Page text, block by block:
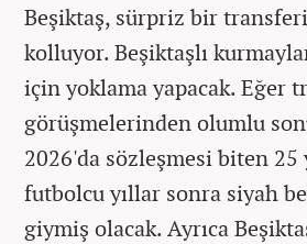
Beşiktaş, sürpriz bir transferi
kolluyor. Beşiktaşlı
için yoklama yapacak. Eğer
görüşmelerinden olumlu
2026'da sözleşmesi biten 25
futbolcu yıllar sonra siyah
giymiş olacak. Ayrıca